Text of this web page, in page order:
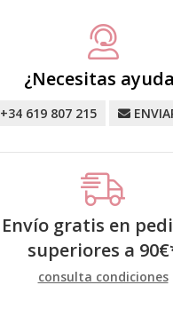
¿Necesitas
+34 619 807 215
Envío gratis en
superiores a 90€
consulta condiciones